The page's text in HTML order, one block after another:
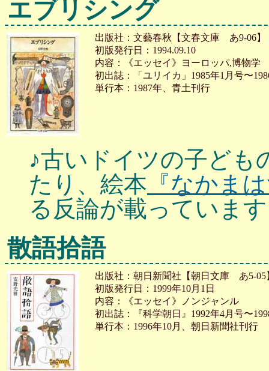
エブリシング
出版社：文藝春秋【文春文庫 あ9-06】
初版発行日：1994.09.10
内容：《エッセイ》ヨーロッパ,博物学
初出誌：「ユリイカ」1985年1月号〜
単行本：1987年、青土刊行
♪古いドイツの子ども
たり、絵本 『なかま
る反論が載っていま
散語拾語
出版社：朝日新聞社【朝日文庫 あ5-05
初版発行日：1999年10月1日
内容：《エッセイ》ノンジャンル
初出誌：『科学朝日』1992年4月号〜
単行本：1996年10月、朝日新聞社刊行